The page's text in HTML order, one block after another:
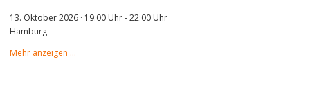
13. Oktober 2026 · 19:00 Uhr-22:00 Uhr
Hamburg
Mehr anzeigen …